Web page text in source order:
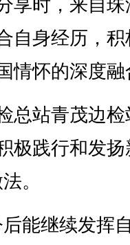
时，来自珠
自身经历，
情怀的深度融
站青茂边检
极践行和发
。
继续发挥